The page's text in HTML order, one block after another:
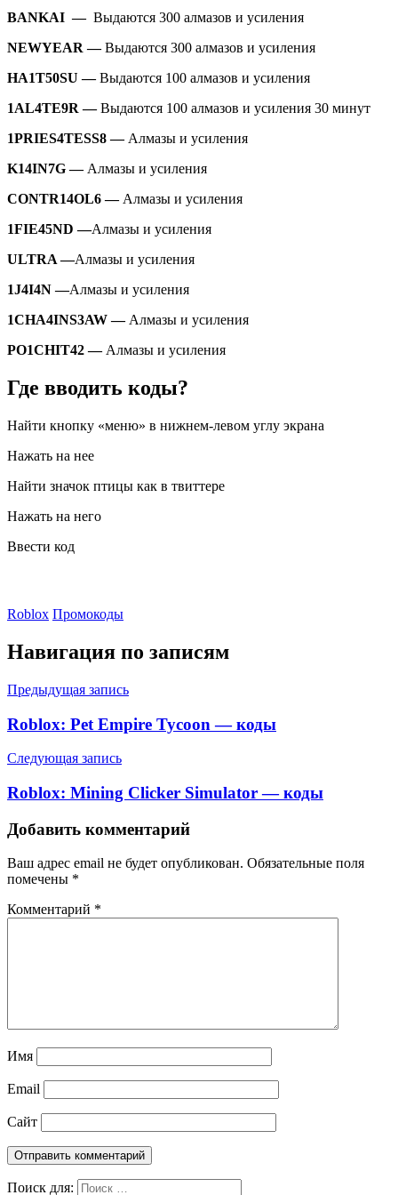
BANKAI —Выдаются 300 алмазов и усиления
NEWYEAR —Выдаются 300 алмазов и усиления
HA1T50SU —Выдаются 100 алмазов и усиления
1AL4TE9R —Выдаются 100 алмазов и усиления 30 минут
1PRIES4TESS8 —Алмазы и усиления
K14IN7G —Алмазы и усиления
CONTR14OL6 —Алмазы и усиления
1FIE45ND —Алмазы и усиления
ULTRA —Алмазы и усиления
1J4I4N —Алмазы и усиления
1CHA4INS3AW — Алмазы и усиления
PO1CHIT42 — Алмазы и усиления
Где вводить коды?
Найти кнопку «меню» в нижнем-левом углу экрана
Нажать на нее
Найти значок птицы как в твиттере
Нажать на него
Ввести код
Roblox Промокоды
Навигация по записям
Предыдущая запись
Roblox: Pet Empire Tycoon — коды
Следующая запись
Roblox: Mining Clicker Simulator — коды
Добавить комментарий
Ваш адрес email не будет опубликован. Обязательные поля
помечены *
Комментарий *
Имя
Email
Сайт
Поиск для: